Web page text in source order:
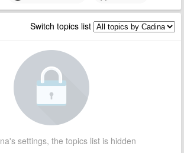
Switch topics list
settings, the topics list is hidden